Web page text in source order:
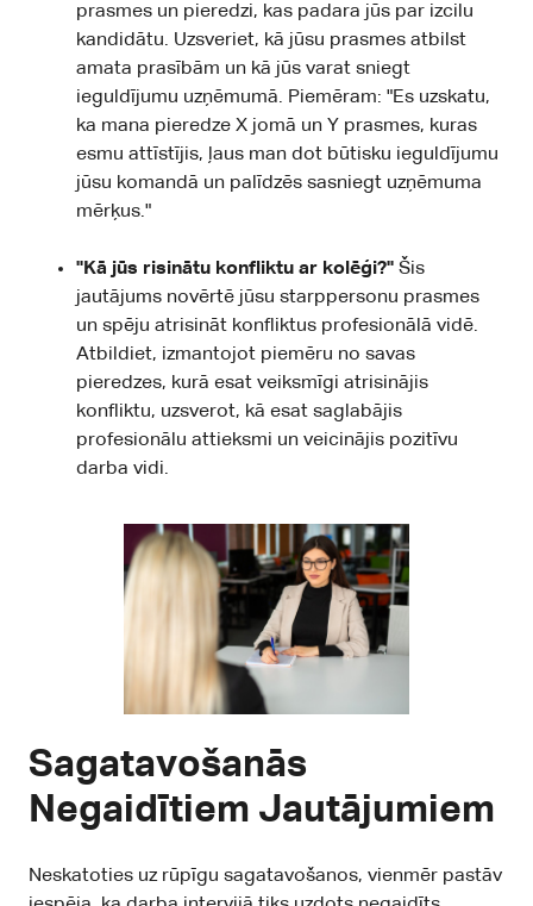
prasmes un pieredzi, kas padara jūs par izcilu
kandidātu. Uzsveriet, kā jūsu prasmes atbilst
amata prasībām un kā jūs varat sniegt
ieguldījumu uzņēmumā. Piemēram: "Es uzskatu,
ka mana pieredze X jomā un Y prasmes, kuras
esmu attīstījis, ļaus man dot būtisku ieguldījumu
jūsu komandā un palīdzēs sasniegt uzņēmuma
mērķus."
"Kā jūs risinātu konfliktu ar kolēģi?" Šis
jautājums novērtē jūsu starppersonu prasmes
un spēju atrisināt konfliktus profesionālā vidē.
Atbildiet, izmantojot piemēru no savas
pieredzes, kurā esat veiksmīgi atrisinājis
konfliktu, uzsverot, kā esat saglabājis
profesionālu attieksmi un veicinājis pozitīvu
darba vidi.
Sagatavošanās
Negaidītiem Jautājumiem
Neskatoties uz rūpīgu sagatavošanos, vienmēr pastāv